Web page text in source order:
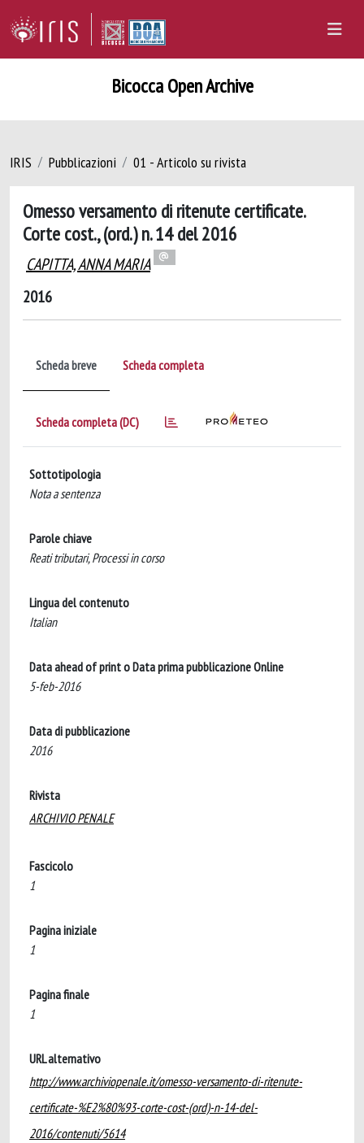
Bicocca Open Archive
IRIS Pubblicazioni 01 - Articolo su rivista
Omesso versamento di ritenute certificate.
Corte cost., (ord.) n. 14 del 2016
CAPITTA, ANNA MARIA
2016
Scheda breve Scheda completa
Scheda completa (DC)
Sottotipologia
Nota a sentenza
Parole chiave
Reati tributari, Processi in corso
Lingua del contenuto
Italian
Data ahead of print o Data prima pubblicazione Online
5-feb-2016
Data di pubblicazione
2016
Rivista
ARCHIVIO PENALE
Fascicolo
1
Pagina iniziale
1
Pagina finale
1
URL alternativo
http://www.archiviopenale.it/omesso-versamento-di-ritenute-
certificate-%E2%80%93-corte-cost-(ord)-n-14-del-
2016/contenuti/5614